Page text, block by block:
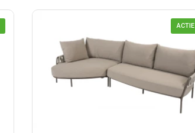
ACTIE